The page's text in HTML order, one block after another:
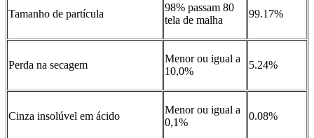
Tamanho de partícula
98% passam 80
tela de malha
99.17%
Perda na secagem
Menor ou igual a
10,0%
5.24%
Cinza insolúvel em ácido
Menor ou igual a
0,1%
0.08%